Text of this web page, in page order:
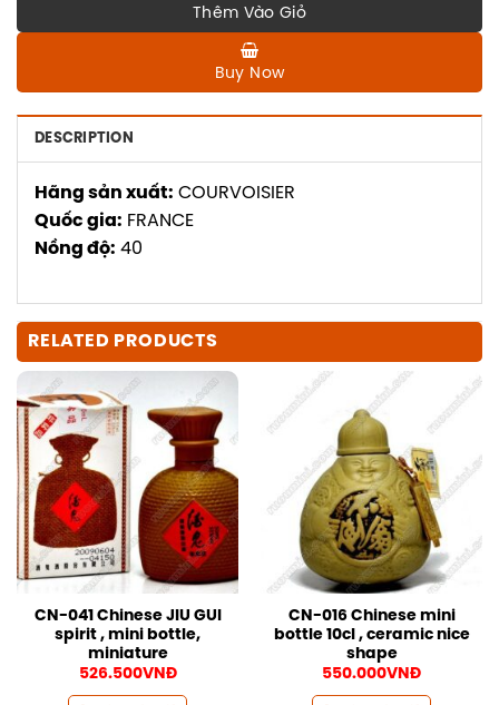
Thêm Vào Giỏ
Buy Now
DESCRIPTION
Hãng sản xuất: COURVOISIER
Quốc gia: FRANCE
Nồng độ: 40
RELATED PRODUCTS
CN-041 Chinese JIU GUI
spirit , mini bottle,
miniature
526.500VNĐ
CN-016 Chinese mini
bottle 10cl , ceramic nice
shape
550.000VNĐ